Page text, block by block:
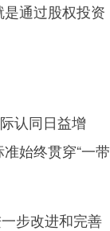
通过股权投资
认同日益增
始终贯穿“一带
步改进和完善